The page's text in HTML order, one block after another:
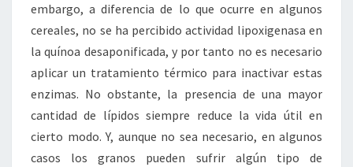
embargo, a diferencia de lo que ocurre en algunos
cereales, no se ha percibido actividad lipoxigenasa en
la quínoa desaponificada, y por tanto no es necesario
aplicar un tratamiento térmico para inactivar estas
enzimas. No obstante, la presencia de una mayor
cantidad de lípidos siempre reduce la vida útil en
cierto modo. Y, aunque no sea necesario, en algunos
casos los granos pueden sufrir algún tipo de